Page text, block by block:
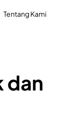
Tentang Kami
dan